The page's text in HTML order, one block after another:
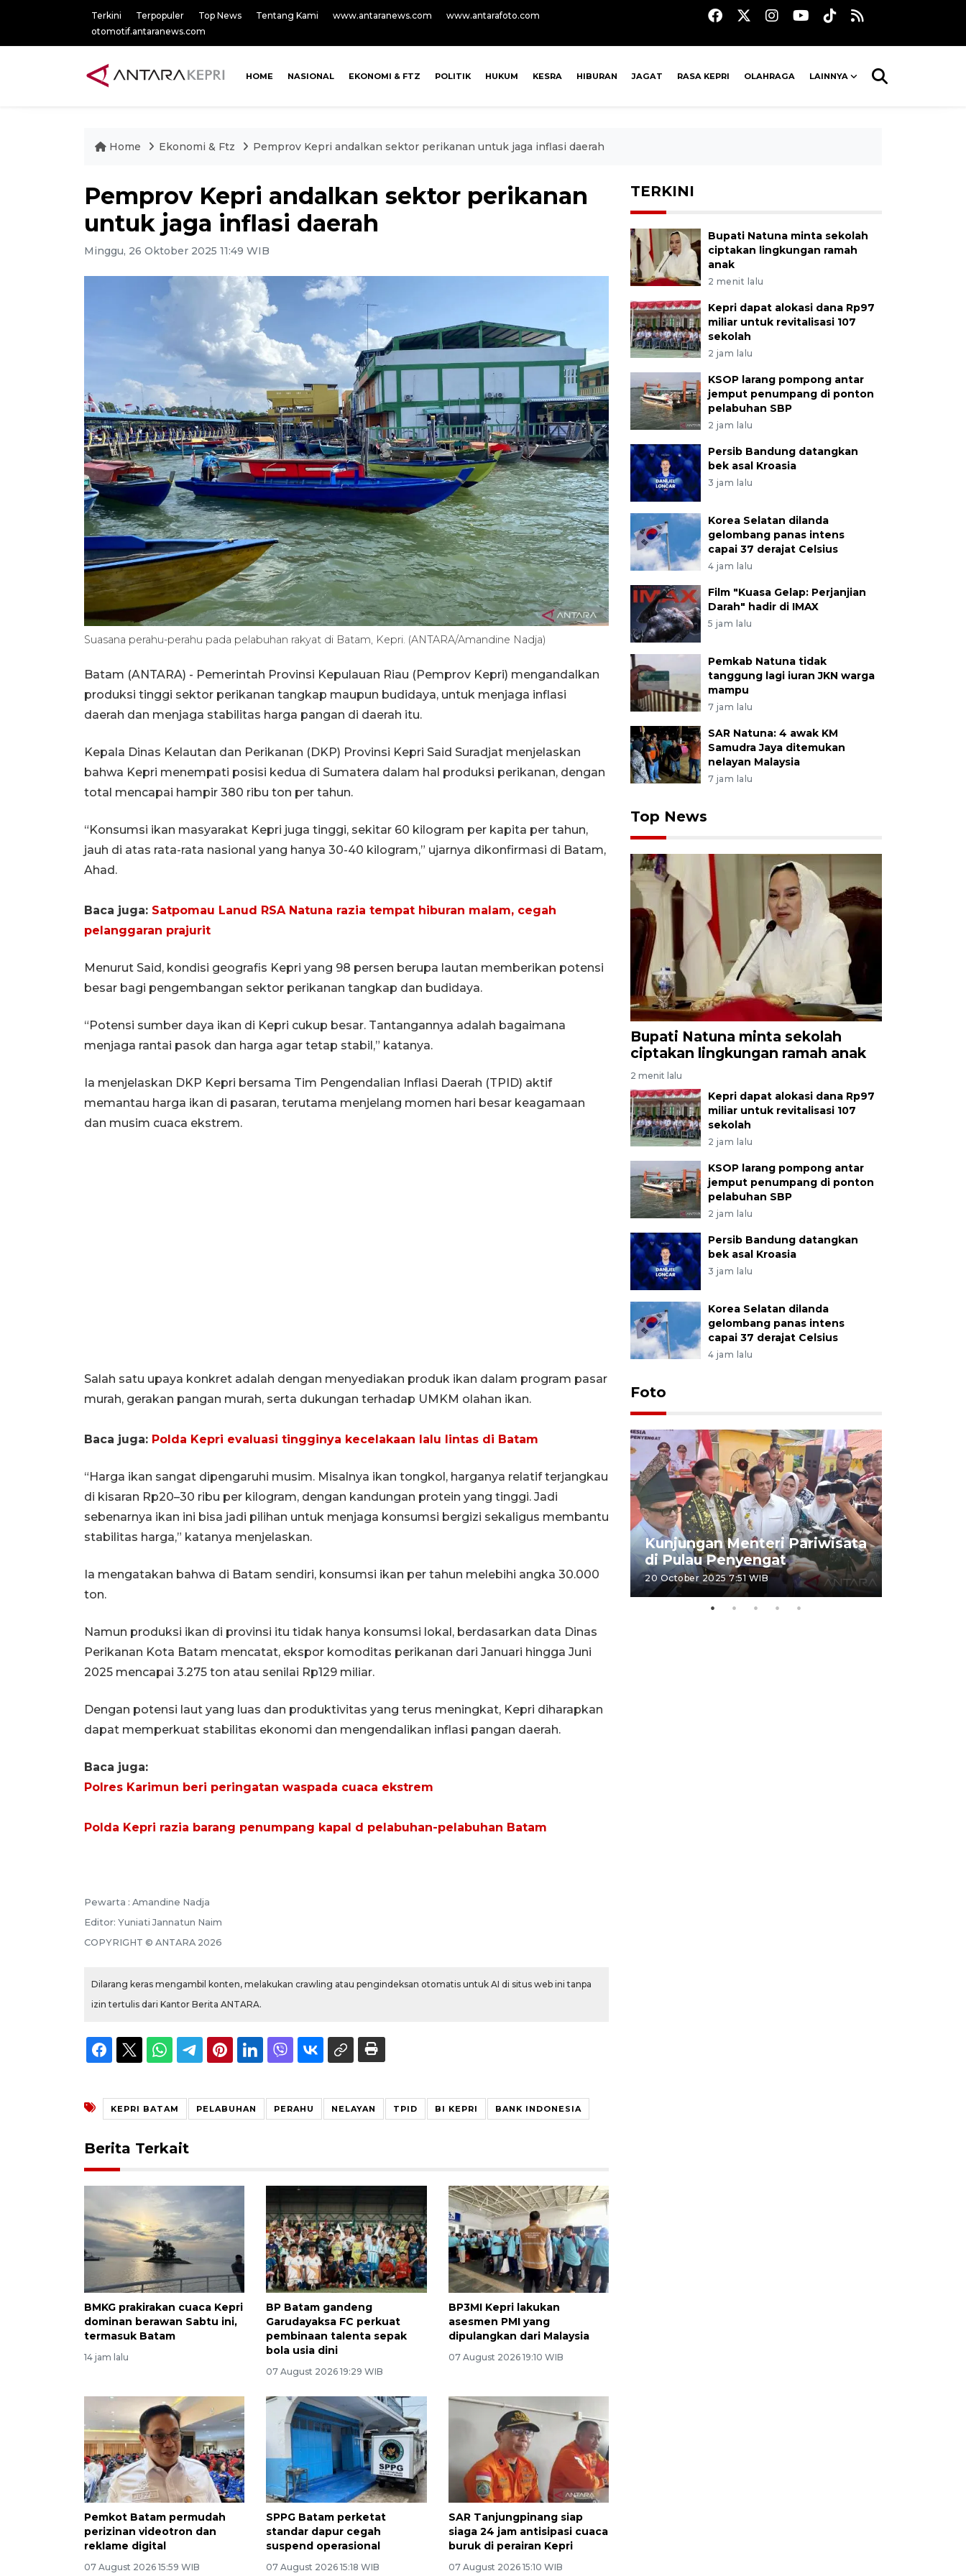
Terkini Terpopuler Top News Tentang Kami www.antaranews.com
www.antarafoto.com
otomotif.antaranews.com
HOME NASIONAL EKONOMI & FTZ POLITIK HUKUM KESRA HIBURAN JAGAT RASA KEPRI OLAHRAGA LAINNYA
Home Ekonomi & Ftz Pemprov Kepri andalkan sektor perikanan untuk jaga inflasi daerah
Pemprov Kepri andalkan sektor perikanan
untuk jaga inflasi daerah
Minggu, 26 Oktober 2025 11:49 WIB
Suasana perahu-perahu pada pelabuhan rakyat di Batam, Kepri. (ANTARA/Amandine Nadja)
Batam (ANTARA) - Pemerintah Provinsi Kepulauan Riau (Pemprov Kepri) mengandalkan
produksi tinggi sektor perikanan tangkap maupun budidaya, untuk menjaga inflasi
daerah dan menjaga stabilitas harga pangan di daerah itu.
Kepala Dinas Kelautan dan Perikanan (DKP) Provinsi Kepri Said Suradjat menjelaskan
bahwa Kepri menempati posisi kedua di Sumatera dalam hal produksi perikanan, dengan
total mencapai hampir 380 ribu ton per tahun.
“Konsumsi ikan masyarakat Kepri juga tinggi, sekitar 60 kilogram per kapita per tahun,
jauh di atas rata-rata nasional yang hanya 30-40 kilogram,” ujarnya dikonfirmasi di Batam,
Ahad.
Baca juga: Satpomau Lanud RSA Natuna razia tempat hiburan malam, cegah
pelanggaran prajurit
Menurut Said, kondisi geografis Kepri yang 98 persen berupa lautan memberikan potensi
besar bagi pengembangan sektor perikanan tangkap dan budidaya.
“Potensi sumber daya ikan di Kepri cukup besar. Tantangannya adalah bagaimana
menjaga rantai pasok dan harga agar tetap stabil,” katanya.
Ia menjelaskan DKP Kepri bersama Tim Pengendalian Inflasi Daerah (TPID) aktif
memantau harga ikan di pasaran, terutama menjelang momen hari besar keagamaan
dan musim cuaca ekstrem.
Salah satu upaya konkret adalah dengan menyediakan produk ikan dalam program pasar
murah, gerakan pangan murah, serta dukungan terhadap UMKM olahan ikan.
Baca juga: Polda Kepri evaluasi tingginya kecelakaan lalu lintas di Batam
“Harga ikan sangat dipengaruhi musim. Misalnya ikan tongkol, harganya relatif terjangkau
di kisaran Rp20–30 ribu per kilogram, dengan kandungan protein yang tinggi. Jadi
sebenarnya ikan ini bisa jadi pilihan untuk menjaga konsumsi bergizi sekaligus membantu
stabilitas harga,” katanya menjelaskan.
Ia mengatakan bahwa di Batam sendiri, konsumsi ikan per tahun melebihi angka 30.000
ton.
Namun produksi ikan di provinsi itu tidak hanya konsumsi lokal, berdasarkan data Dinas
Perikanan Kota Batam mencatat, ekspor komoditas perikanan dari Januari hingga Juni
2025 mencapai 3.275 ton atau senilai Rp129 miliar.
Dengan potensi laut yang luas dan produktivitas yang terus meningkat, Kepri diharapkan
dapat memperkuat stabilitas ekonomi dan mengendalikan inflasi pangan daerah.
Baca juga:
Polres Karimun beri peringatan waspada cuaca ekstrem
Polda Kepri razia barang penumpang kapal d pelabuhan-pelabuhan Batam
Pewarta : Amandine Nadja
Editor: Yuniati Jannatun Naim
COPYRIGHT © ANTARA 2026
Dilarang keras mengambil konten, melakukan crawling atau pengindeksan otomatis untuk AI di situs web ini tanpa
izin tertulis dari Kantor Berita ANTARA.
KEPRI BATAM PELABUHAN PERAHU NELAYAN TPID BI KEPRI BANK INDONESIA
Berita Terkait
BMKG prakirakan cuaca Kepri
dominan berawan Sabtu ini,
termasuk Batam
14 jam lalu
BP Batam gandeng
Garudayaksa FC perkuat
pembinaan talenta sepak
bola usia dini
07 August 2026 19:29 WIB
BP3MI Kepri lakukan
asesmen PMI yang
dipulangkan dari Malaysia
07 August 2026 19:10 WIB
Pemkot Batam permudah
perizinan videotron dan
reklame digital
07 August 2026 15:59 WIB
SPPG Batam perketat
standar dapur cegah
suspend operasional
07 August 2026 15:18 WIB
SAR Tanjungpinang siap
siaga 24 jam antisipasi cuaca
buruk di perairan Kepri
07 August 2026 15:10 WIB
TERKINI
Bupati Natuna minta sekolah
ciptakan lingkungan ramah
anak
2 menit lalu
Kepri dapat alokasi dana Rp97
miliar untuk revitalisasi 107
sekolah
2 jam lalu
KSOP larang pompong antar
jemput penumpang di ponton
pelabuhan SBP
2 jam lalu
Persib Bandung datangkan
bek asal Kroasia
3 jam lalu
Korea Selatan dilanda
gelombang panas intens
capai 37 derajat Celsius
4 jam lalu
Film "Kuasa Gelap: Perjanjian
Darah" hadir di IMAX
5 jam lalu
Pemkab Natuna tidak
tanggung lagi iuran JKN warga
mampu
7 jam lalu
SAR Natuna: 4 awak KM
Samudra Jaya ditemukan
nelayan Malaysia
7 jam lalu
Top News
Bupati Natuna minta sekolah
ciptakan lingkungan ramah anak
2 menit lalu
Kepri dapat alokasi dana Rp97
miliar untuk revitalisasi 107
sekolah
2 jam lalu
KSOP larang pompong antar
jemput penumpang di ponton
pelabuhan SBP
2 jam lalu
Persib Bandung datangkan
bek asal Kroasia
3 jam lalu
Korea Selatan dilanda
gelombang panas intens
capai 37 derajat Celsius
4 jam lalu
Foto
08 February 2024 15:30 WIB, 2024
Kunjungan Menteri Pariwisata
di Pulau Penyengat
20 October 2025 7:51 WIB